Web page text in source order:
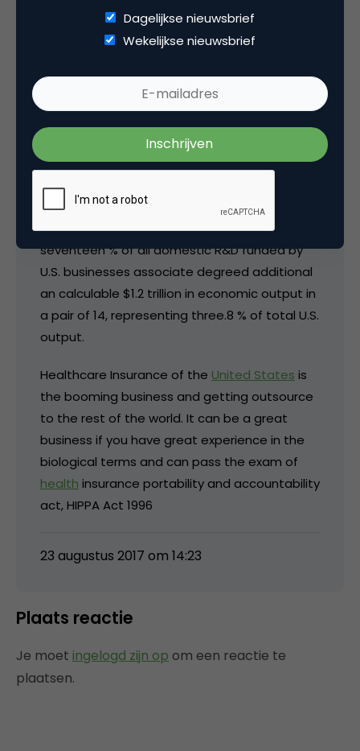
The us is that the largest marketplace for
biopharmaceuticals, accounting for around a
worldwide
world leader in biopharmaceutical analysis
and development (R&D). in line with the
PhRMA), U.S. companies conduct
over 0.5 the world’s analysis and development
(R&D) in prescribed drugs and hold the
belongings rights on most newmedicines
U.S. biopharmaceutical sector accounts for
seventeen % of all domestic R&D funded by
U.S. businesses associate degreed additional
an calculable $1.2 trillion in economic output in
a pair of 14, representing three.8 % of total U.S.
output.
Healthcare Insurance of the United States is
the booming business and getting outsource
to the rest of the world. It can be a great
business if you have great experience in the
biological terms and can pass the exam of
health insurance portability and accountability
act, HIPPA Act 1996
23 augustus 2017 om 14:23
Plaats reactie
Je moet ingelogd zijn op om een reactie te
plaatsen.
Dagelijkse nieuwsbrief
Wekelijkse nieuwsbrief